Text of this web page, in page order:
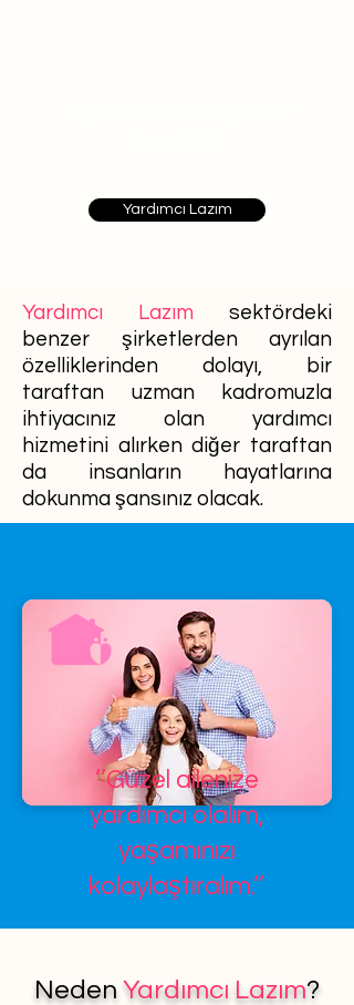
Yardımcı Lazım
Yardımcı Lazım sektördeki
benzer şirketlerden ayrılan
özelliklerinden dolayı, bir
taraftan uzman kadromuzla
ihtiyacınız olan yardımcı
hizmetini alırken diğer taraftan
da insanların hayatlarına
dokunma şansınız olacak.
’’Güzel ailenize
yardımcı olalım,
yaşamınızı
kolaylaştıralım.’’
Neden Yardımcı Lazım?